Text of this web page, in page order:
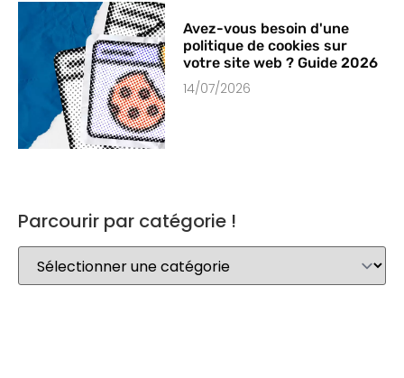
Avez-vous besoin d'une
politique de cookies sur
votre site web ? Guide 2026
14/07/2026
Parcourir par catégorie !